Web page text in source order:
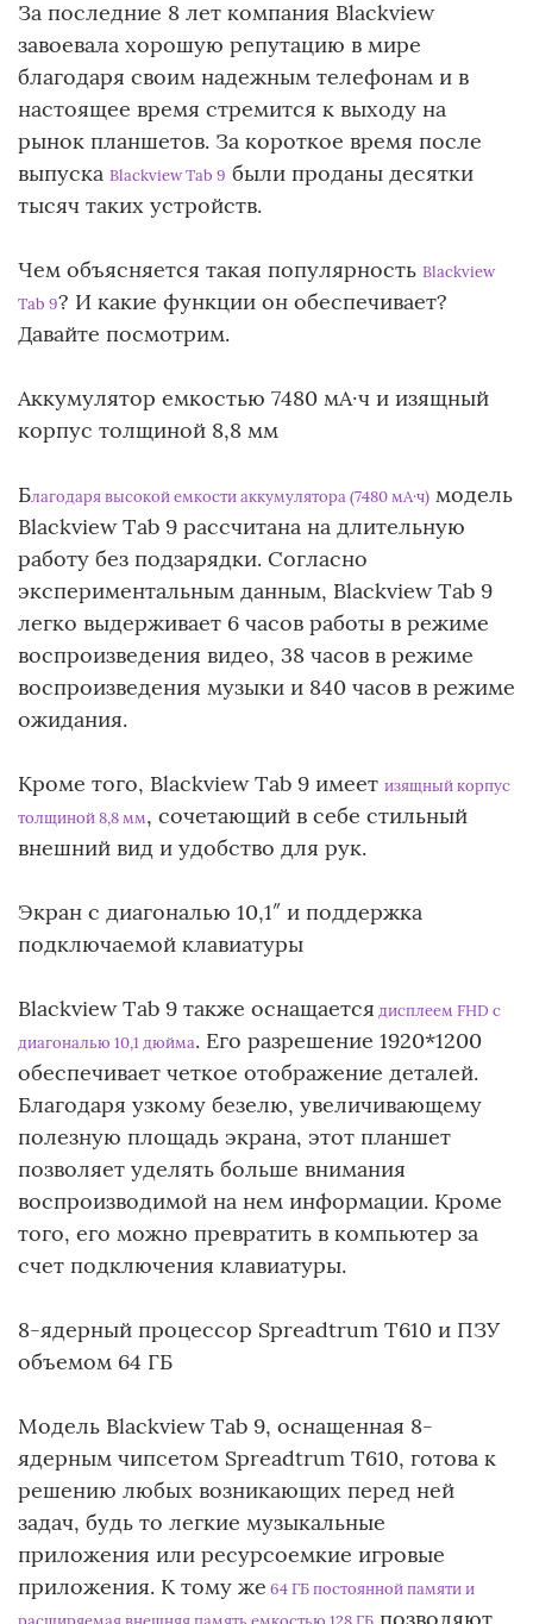
За последние 8 лет компания Blackview
завоевала хорошую репутацию в мире
благодаря своим надежным телефонам и в
настоящее время стремится к выходу на
рынок планшетов. За короткое время после
выпуска Blackview Tab 9 были проданы десятки
тысяч таких устройств.
Чем объясняется такая популярность Blackview
Tab 9? И какие функции он обеспечивает?
Давайте посмотрим.
Аккумулятор емкостью 7480 мА·ч и изящный
корпус толщиной 8,8 мм
Благодарявысокой емкости аккумулятора (7480 мА·ч) модель
Blackview Tab 9 рассчитана на длительную
работу без подзарядки. Согласно
экспериментальным данным, Blackview Tab 9
легко выдерживает 6 часов работы в режиме
воспроизведения видео, 38 часов в режиме
воспроизведения музыки и 840 часов в режиме
ожидания.
Кроме того, Blackview Tab 9 имеет изящный корпус
толщиной 8,8 мм, сочетающий в себе стильный
внешний вид и удобство для рук.
Экран с диагональю 10,1″ и поддержка
подключаемой клавиатуры
Blackview Tab 9 также оснащается дисплеем FHD с
диагональю 10,1 дюйма. Его разрешение 1920*1200
обеспечивает четкое отображение деталей.
Благодаря узкому безелю, увеличивающему
полезную площадь экрана, этот планшет
позволяет уделять больше внимания
воспроизводимой на нем информации. Кроме
того, его можно превратить в компьютер за
счет подключения клавиатуры.
8-ядерный процессор Spreadtrum T610 и ПЗУ
объемом 64 ГБ
Модель Blackview Tab 9, оснащенная 8-
ядерным чипсетом Spreadtrum T610, готова к
решению любых возникающих перед ней
задач, будь то легкие музыкальные
приложения или ресурсоемкие игровые
приложения. К тому же 64 ГБ постоянной памяти и